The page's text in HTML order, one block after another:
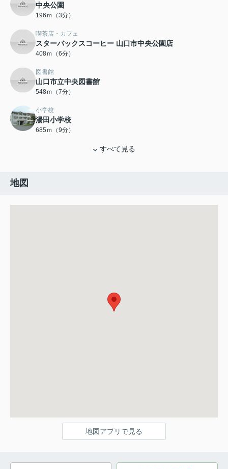
中央公園
196ｍ（3分）
喫茶店・カフェ
スターバックスコーヒー 山口市中央公園店
408ｍ（6分）
図書館
山口市立中央図書館
548ｍ（7分）
小学校
湯田小学校
685ｍ（9分）
すべて見る
地図
地図アプリで見る